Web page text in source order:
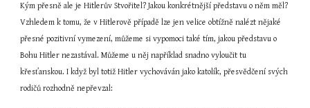
Kým přesně ale je Hitlerův Stvořitel? Jakou konkrétnější představu o něm měl?
Vzhledem k tomu, že v Hitlerově případě lze jen velice obtížně nalézt nějaké
přesné pozitivní vymezení, můžeme si vypomoci také tím, jakou představu o
Bohu Hitler nezastával. Můžeme u něj například snadno vyloučit tu
křesťanskou. I když byl totiž Hitler vychováván jako katolík, přesvědčení svých
rodičů rozhodně nepřevzal: